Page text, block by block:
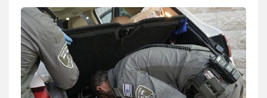
0506217771
עו"ד אריה פטר
לשעבר סגן מנהל המחלקה הפלילית
בפרקליטות המדינה
0506217994